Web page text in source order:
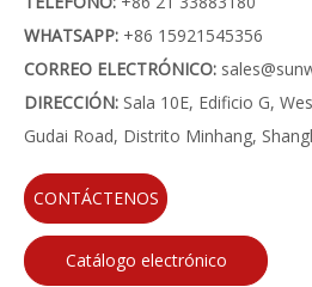
WHATSAPP: +86 15921545356
CORREO ELECTRÓNICO:
DIRECCIÓN: Sala 10E, Edificio G,
Gudai Road, Distrito Minhang,
CONTÁCTENOS
Catálogo electrónico